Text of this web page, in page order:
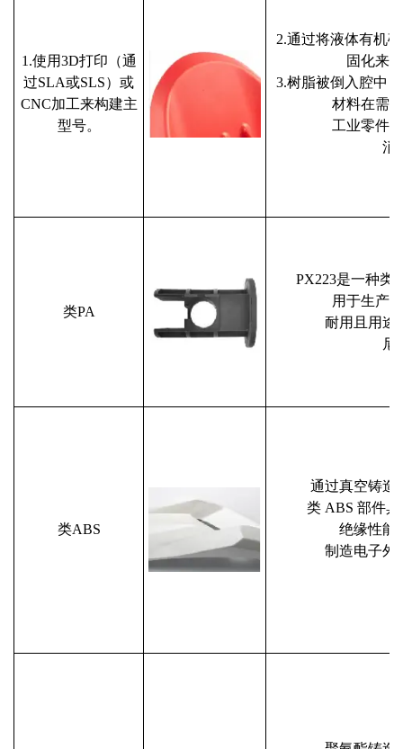
1.使用3D打印（通
过SLA或SLS）或
CNC加工来构建主
型号。
2.通过将液体有机
固化来
3.树脂被倒入腔中
材料在需
工业零件
消
类PA
PX223是一种类
用于生产
耐用且用途
尼
类ABS
通过真空铸造
类 ABS 部件
绝缘性能
制造电子外